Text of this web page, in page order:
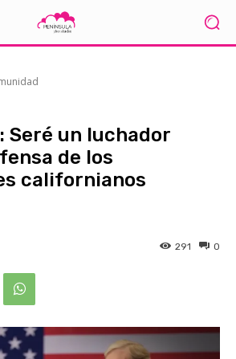
Seré un luchador
de los
californianos
0
291